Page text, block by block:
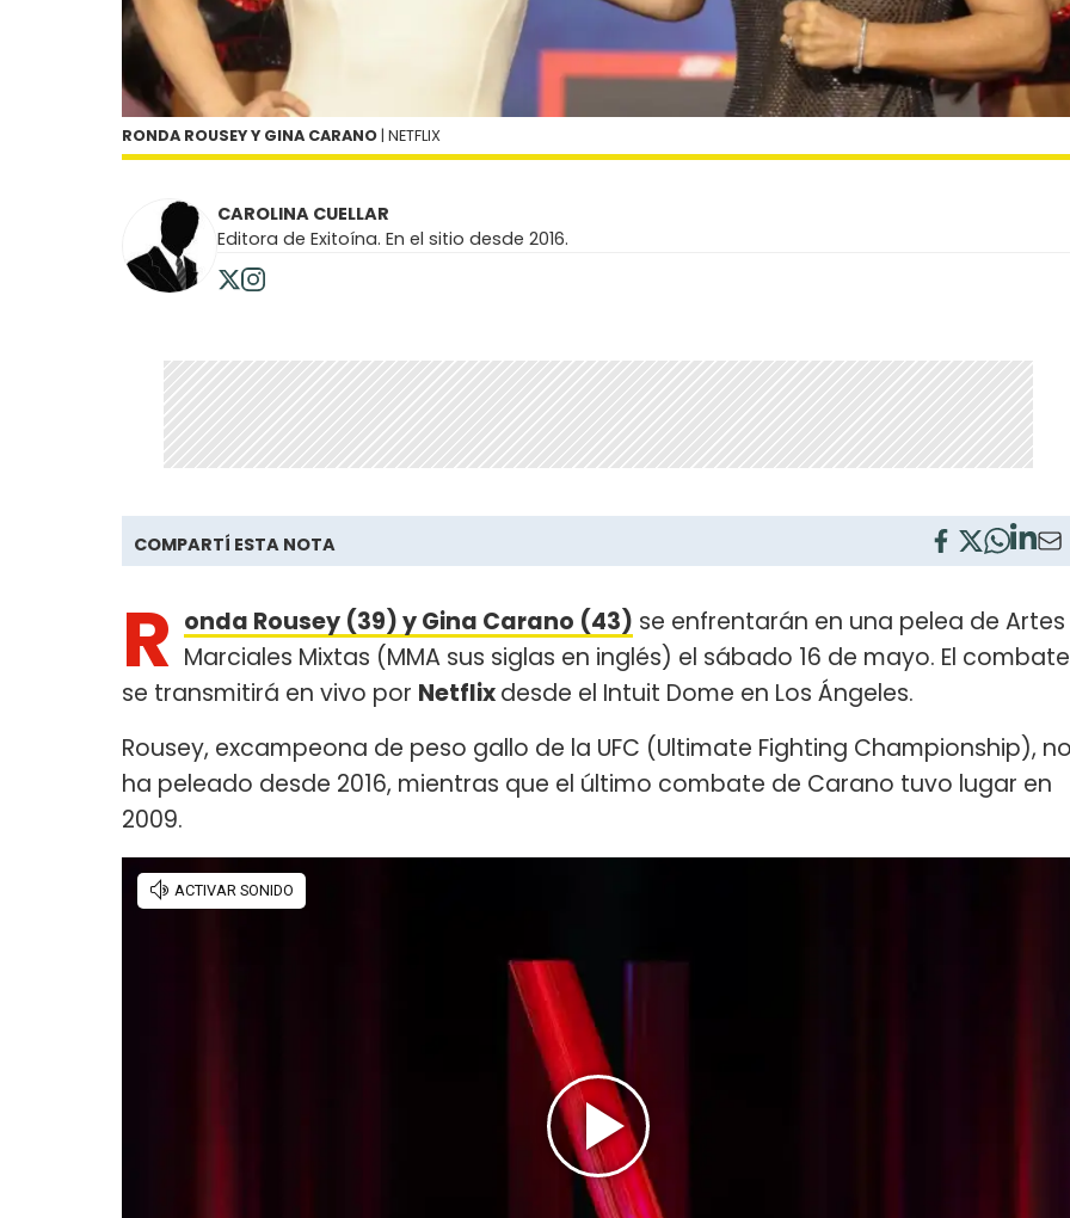
RONDA ROUSEY Y GINA CARANO | NETFLIX
CAROLINA CUELLAR
Editora de Exitoína. En el sitio desde 2016.
COMPARTÍ ESTA NOTA
R onda Rousey (39) y Gina Carano (43) se enfrentarán en una pelea de Artes
Marciales Mixtas (MMA sus siglas en inglés) el sábado 16 de mayo. El combate
se transmitirá en vivo por Netflixdesde el Intuit Dome en Los Ángeles.
Rousey, excampeona de peso gallo de la UFC (Ultimate Fighting Championship),
ha peleado desde 2016, mientras que el último combate de Carano tuvo lugar en
2009.